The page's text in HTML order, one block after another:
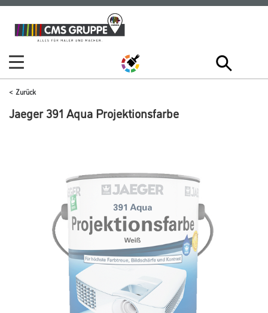
Zum
Inhalt
Zum
Navigationsmenü
Zurück
Jaeger 391 Aqua Projektionsfarbe